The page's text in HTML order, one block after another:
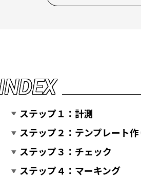
NDEX
ステップ１：計測
ステップ２：テンプレート作
ステップ３：チェック
ステップ４：マーキング